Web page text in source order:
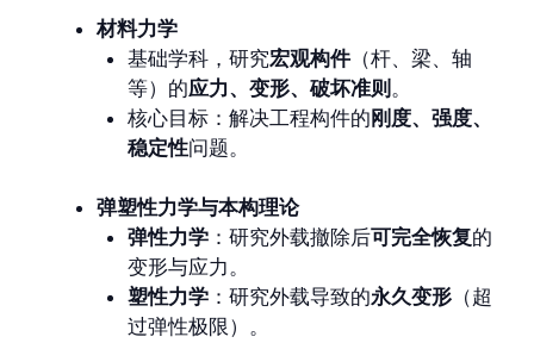
材料力学
基础学科，研究宏观构件（杆、梁、轴
等）的应力、变形、破坏准则 。
核心目标：解决工程构件的刚度、强度、
稳定性问题。
弹塑性力学与本构理论
弹性力学：研究外载撤除后可完全恢复的
变形与应力。
塑性力学：研究外载导致的永久变形（超
过弹性极限）。